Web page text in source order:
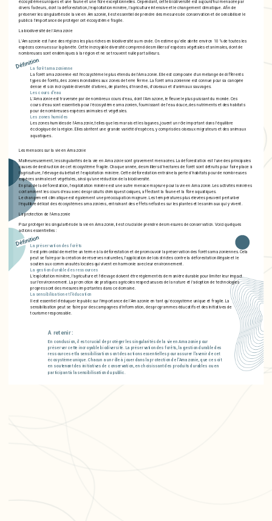
écosystèmes uniques et une faune et une flore exceptionnelles. Cependant, cette biodiversité est aujourd'hui menacée par
divers facteurs, dont la déforestation, l'exploitation minière, l'agriculture intensive et le changement climatique. Afin de
préserver les singularités de la vie en Amazonie, il est essentiel de prendre des mesures de conservation et de sensibiliser le
public à l'importance de protéger cet écosystème fragile.
La biodiversité de l'Amazonie
L'Amazonie est l'une des régions les plus riches en biodiversité au monde. On estime qu'elle abrite environ 10 % de toutes les
espèces connues sur la planète. Cette incroyable diversité comprend des milliers d'espèces végétales et animales, dont de
nombreuses sont endémiques à la région et ne se trouvent nulle part ailleurs.
DéfinitionLa forêt amazonienne
La forêt amazonienne est l'écosystème le plus étendu de l'Amazonie. Elle est composée d'un mélange de différents
types de forêts, des zones inondables aux zones de terre ferme. La forêt amazonienne est connue pour sa canopée
dense et son incroyable diversité d'arbres, de plantes, d'insectes, d'oiseaux et d'animaux sauvages.
Les cours d'eau
L'Amazonie est traversée par de nombreux cours d'eau, dont l'Amazone, le fleuve le plus puissant du monde. Ces
cours d'eau sont essentiels pour l'écosystème amazonien, fournissant de l'eau douce, des nutriments et des habitats
pour de nombreuses espèces animales et végétales.
Les zones humides
Les zones humides de l'Amazonie, telles que les marais et les lagunes, jouent un rôle important dans l'équilibre
écologique de la région. Elles abritent une grande variété d'espèces, y compris des oiseaux migrateurs et des animaux
aquatiques.
Les menaces sur la vie en Amazonie
Malheureusement, les singularités de la vie en Amazonie sont gravement menacées. La déforestation est l'une des principales
causes de destruction de cet écosystème fragile. Chaque année, des milliers d'hectares de forêt sont détruits pour faire place à
l'agriculture, l'élevage du bétail et l'exploitation minière. Cette déforestation entraîne la perte d'habitats pour de nombreuses
espèces animales et végétales, ainsi qu'une réduction de la biodiversité.
En plus de la déforestation, l'exploitation minière est une autre menace majeure pour la vie en Amazonie. Les activités minières
contaminent les cours d'eau avec des produits chimiques toxiques, affectant la faune et la flore aquatiques.
Le changement climatique est également une préoccupation majeure. Les températures plus élevées peuvent perturber
l'équilibre délicat des écosystèmes amazoniens, entraînant des effets néfastes sur les plantes et les animaux qui y vivent.
La protection de l'Amazonie
Pour protéger les singularités de la vie en Amazonie, il est crucial de prendre des mesures de conservation. Voici quelques
actions essentielles :
DéfinitionLa préservation des forêts
Il est primordial de mettre un terme à la déforestation et de promouvoir la préservation des forêts amazoniennes. Cela
peut se faire par la création de réserves naturelles, l'application de lois strictes contre la déforestation illégale et le
soutien aux communautés locales qui vivent en harmonie avec leur environnement.
La gestion durable des ressources
L'exploitation minière, l'agriculture et l'élevage doivent être réglementés de manière durable pour limiter leur impact
sur l'environnement. La promotion de pratiques agricoles respectueuses de la nature et l'adoption de technologies
propres sont des mesures importantes dans ce domaine.
La sensibilisation et l'éducation
Il est essentiel d'éduquer le public sur l'importance de l'Amazonie en tant qu'écosystème unique et fragile. La
sensibilisation peut se faire par des campagnes d'information, des programmes éducatifs et des initiatives de
tourisme responsable.
A retenir :
En conclusion, il est crucial de protéger les singularités de la vie en Amazonie pour
préserver cette incroyable biodiversité. La préservation des forêts, la gestion durable des
ressources et la sensibilisation sont des actions essentielles pour assurer l'avenir de cet
écosystème unique. Chacun a un rôle à jouer dans la protection de l'Amazonie, que ce soit
en soutenant des initiatives de conservation, en choisissant des produits durables ou en
participant à la sensibilisation du public.